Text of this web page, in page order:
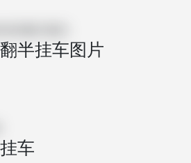
半挂车图片
车